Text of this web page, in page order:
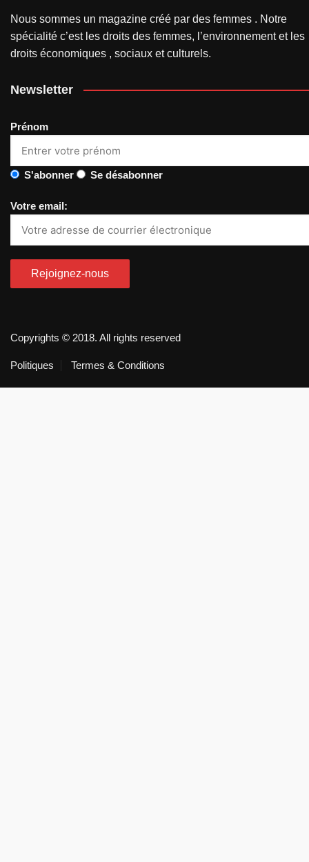
Nous sommes un magazine créé par des femmes . Notre
spécialité c’est les droits des femmes, l’environnement et les
droits économiques , sociaux et culturels.
Newsletter
Prénom
S'abonner Se désabonner
Votre email:
Copyrights © 2018. All rights reserved
Politiques Termes & Conditions